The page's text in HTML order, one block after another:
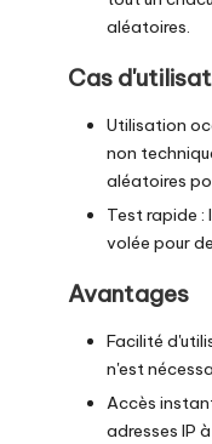
aléatoires.
Cas
Utilisation
non
aléatoires
Test rapide :
volée pour
Avantages
Facilité
n'est
Accès
adresses IP